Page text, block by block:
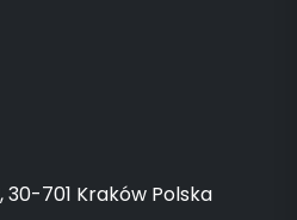
30-701 Kraków Polska